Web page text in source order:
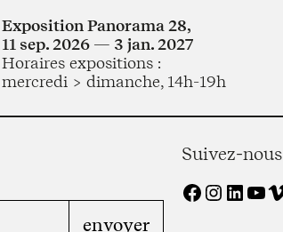
Exposition Panorama 28,
11 sep. 2026 — 3 jan. 2027
Horaires expositions :
mercredi > dimanche, 14h-19h
Suivez-nous
Facebook Instagram LinkedIn YouTube Vimeo